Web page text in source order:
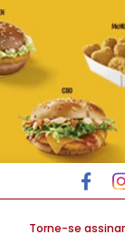
Torne-se